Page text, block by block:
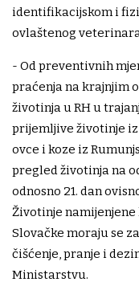
identifikacijskom i
ovlaštenog
- Od preventivnih
praćenja na krajnjim
životinja u RH u
prijemljive životinje iz
ovce i koze iz
pregled životinja na
odnosno 21. dan
Životinje
Slovačke moraju se
čišćenje, pranje i
Ministarstvu.